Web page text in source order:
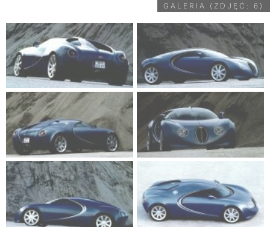
GALERIA (ZDJĘĆ: 6)